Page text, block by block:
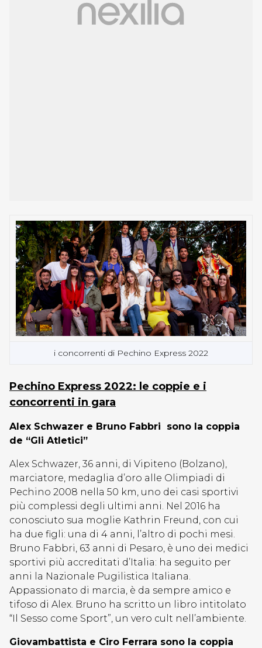
i concorrenti di Pechino Express 2022
Pechino Express 2022: le coppie e i
concorrenti in gara
Alex Schwazer e Bruno Fabbri sono la coppia
de “Gli Atletici”
Alex Schwazer, 36 anni, di Vipiteno (Bolzano),
marciatore, medaglia d’oro alle Olimpiadi di
Pechino 2008 nella 50 km, uno dei casi sportivi
più complessi degli ultimi anni. Nel 2016 ha
conosciuto sua moglie Kathrin Freund, con cui
ha due figli: una di 4 anni, l’altro di pochi mesi.
Bruno Fabbri, 63 anni di Pesaro, è uno dei medici
sportivi più accreditati d’Italia: ha seguito per
anni la Nazionale Pugilistica Italiana.
Appassionato di marcia, è da sempre amico e
tifoso di Alex. Bruno ha scritto un libro intitolato
“Il Sesso come Sport”, un vero cult nell’ambiente.
Giovambattista e Ciro Ferrara sono la coppia